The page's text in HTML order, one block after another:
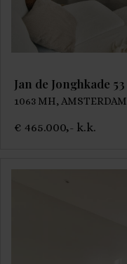
Jan de Jonghkade 53
1063 MH, AMSTERDAM
€ 465.000,- k.k.